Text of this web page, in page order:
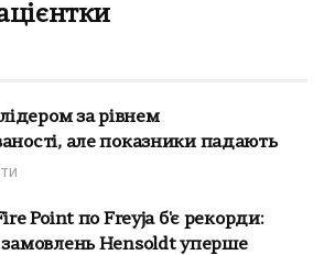
за рівнем
але показники падають
Point по Freyja б'є рекорди:
Hensoldt уперше